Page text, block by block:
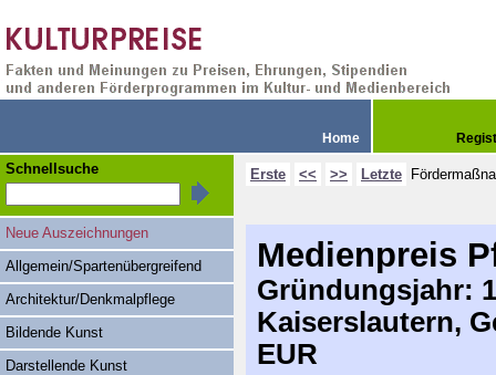
Home
Erste << >> Letzte
Medienpreis
Gründungsjahr:
Kaiserslautern,
EUR
Schnellsuche
Neue Auszeichnungen
Allgemein/Spartenübergreifend
Architektur/Denkmalpflege
Bildende Kunst
Darstellende Kunst